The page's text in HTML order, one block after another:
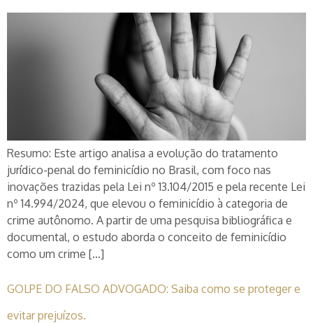
Resumo: Este artigo analisa a evolução do tratamento
jurídico-penal do feminicídio no Brasil, com foco nas
inovações trazidas pela Lei nº 13.104/2015 e pela recente Lei
nº 14.994/2024, que elevou o feminicídio à categoria de
crime autônomo. A partir de uma pesquisa bibliográfica e
documental, o estudo aborda o conceito de feminicídio
como um crime […]
GOLPE DO FALSO ADVOGADO: Saiba como se proteger e
evitar prejuízos.